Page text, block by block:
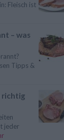
Fleisch ist
– was
Tipps &
richtig
jeder